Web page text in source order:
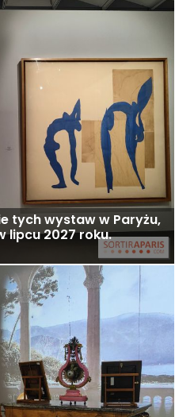
tych wystaw w Paryżu,
lipcu 2027 roku.